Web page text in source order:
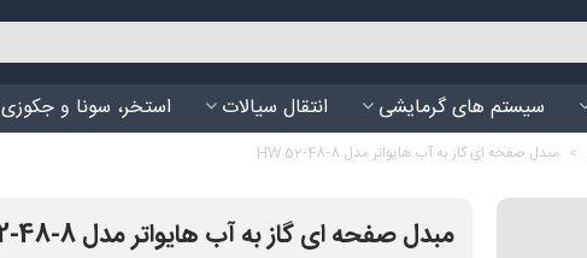
سیستم های گرمایشی انتقال سیالات استخر، سونا و جکوزی
> مبدل صفحه ای گاز به آب هایواتر مدل HW 52-48-8
مبدل صفحه ای گاز به آب هایواتر مدل HW 52-48-8